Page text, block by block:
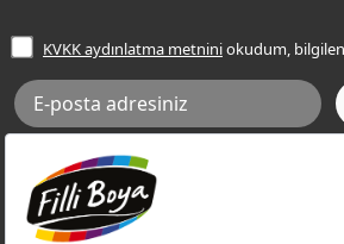
Frezya Rengi
Bilgi Toplumu Hizmetleri
İnternet Sitesi Kullanım Koşulları
KVKK Talep Formu
KVKK Aydınlatma Metni
KVKK aydınlatma metniniokudum,
Aksi tarafımca bildirilene dek, Betek Boya
Filli Boya dahil tüm markaları ile ilgili
tanıtım faaliyetleri vb. ile ilgili olarak e-posta